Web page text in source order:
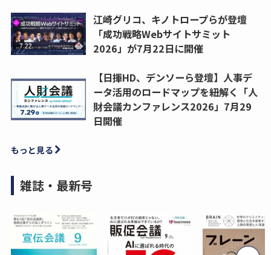
江崎グリコ、キノトロープらが登壇
「成功戦略Webサイトサミット
2026」が7月22日に開催
【日揮HD、デンソーら登壇】人事デ
ータ活用のロードマップを紐解く「人
財会議カンファレンス2026」7月29
日開催
もっと見る
雑誌・最新号